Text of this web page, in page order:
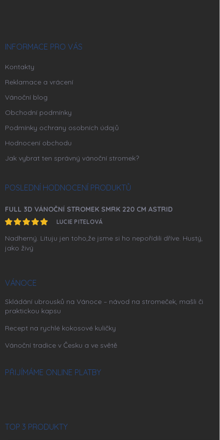
INFORMACE PRO VÁS
Kontakty
Reklamace a vrácení
Vánoční blog
Obchodní podmínky
Podmínky ochrany osobních údajů
Hodnocení obchodu
Jak vybrat ten správný vánoční stromek?
POSLEDNÍ HODNOCENÍ PRODUKTŮ
FULL 3D VÁNOČNÍ STROMEK SMRK 220 CM ASTRID
LUCIE PITELOVÁ
Nadherný. Lituju jen toho,že jsme si ho nepořídili dříve. Hustý,
jako živý
VÁNOCE
Skládání ubrousků na Vánoce – návod na stromeček, mašli či
praktickou kapsu
Recept na rychlé kokosové kuličky
Vánoční tradice v Česku a ve světě
PŘIJÍMÁME ONLINE PLATBY
TOP 3 PRODUKTY